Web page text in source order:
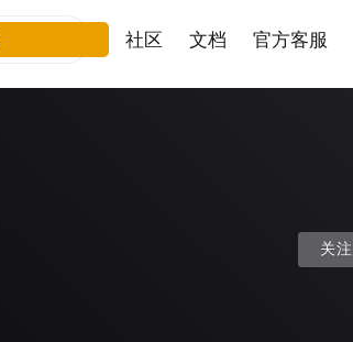
社区 文档 官方客服
关注